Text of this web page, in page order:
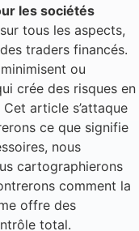
les sociétés
tous les aspects,
traders financés.
ou
crée des risques en
article s’attaque
ce que signifie
nous
cartographierons
comment la
offre des
total.